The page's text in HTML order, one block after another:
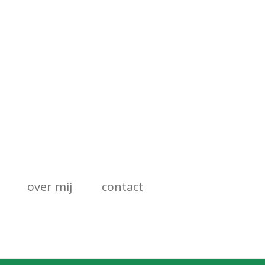
over mij contact